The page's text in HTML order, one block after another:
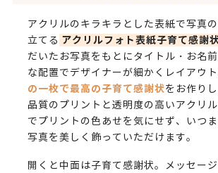
アクリルのキラキラとした表紙で写真
立てる アクリルフォト表紙子育て感謝
だいたお写真をもとにタイトル・お名
な配置でデザイナーが細かくレイアウト
の一枚で最高の子育て感謝状をお作り
品質のプリントと透明度の高いアクリ
でプリントの色あせを気にせず、いつ
写真を美しく飾っていただけます。
開くと中面は子育て感謝状。メッセー